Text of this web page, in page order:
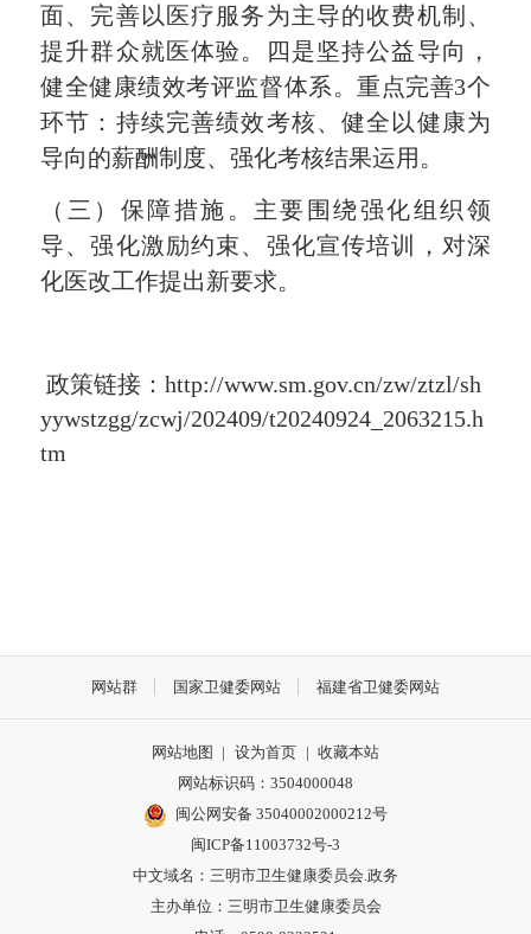
面、完善以医疗服务为主导的收费机制、
提升群众就医体验。四是坚持公益导向，
健全健康绩效考评监督体系。重点完善3个
环节：持续完善绩效考核、健全以健康为
导向的薪酬制度、强化考核结果运用。
（三）保障措施。主要围绕强化组织领
导、强化激励约束、强化宣传培训，对深
化医改工作提出新要求。
政策链接：http://www.sm.gov.cn/zw/ztzl/sh
yywstzgg/zcwj/202409/t20240924_2063215.h
tm
网站群 国家卫健委网站 福建省卫健委网站
网站地图 | 设为首页 | 收藏本站
网站标识码：3504000048
闽公网安备 35040002000212号
闽ICP备11003732号-3
中文域名：三明市卫生健康委员会.政务
主办单位：三明市卫生健康委员会